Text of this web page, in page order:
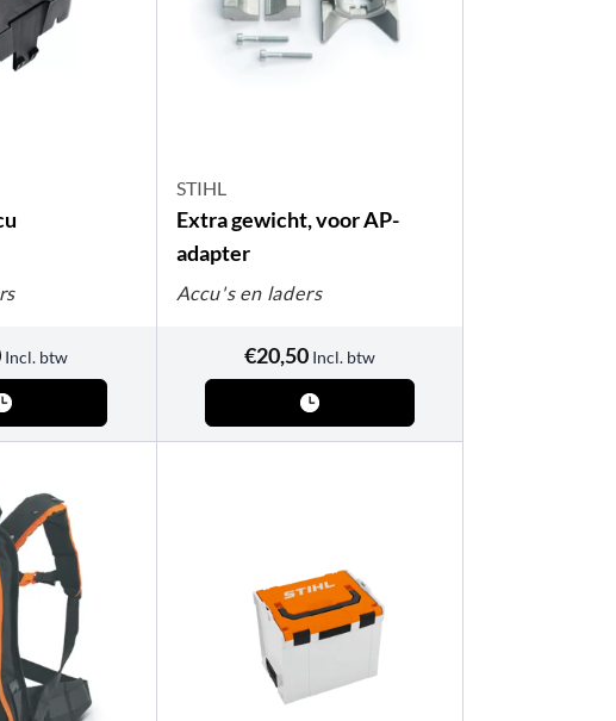
Incl. btw
STIHL
Extra gewicht, voor AP-
adapter
Accu's en laders
€20,50 Incl. btw